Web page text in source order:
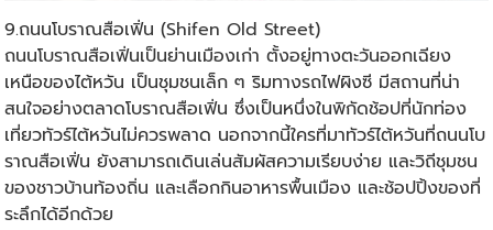
9.ถนนโบราณสือเฟิ่น (Shifen Old Street)
ถนนโบราณสือเฟิ่นเป็นย่านเมืองเก่า ตั้งอยู่ทางตะวันออกเฉียง
เหนือของไต้หวัน เป็นชุมชนเล็ก ๆ ริมทางรถไฟผิงซี มีสถานที่น่า
สนใจอย่างตลาดโบราณสือเฟิ่น ซึ่งเป็นหนึ่งในพิกัดช้อปที่นักท่อง
เที่ยวทัวร์ไต้หวันไม่ควรพลาด นอกจากนี้ใครที่มาทัวร์ไต้หวันที่ถนนโบ
ราณสือเฟิ่น ยังสามารถเดินเล่นสัมผัสความเรียบง่าย และวิถีชุมชน
ของชาวบ้านท้องถิ่น และเลือกกินอาหารพื้นเมือง และช้อปปิ้งของที่
ระลึกได้อีกด้วย